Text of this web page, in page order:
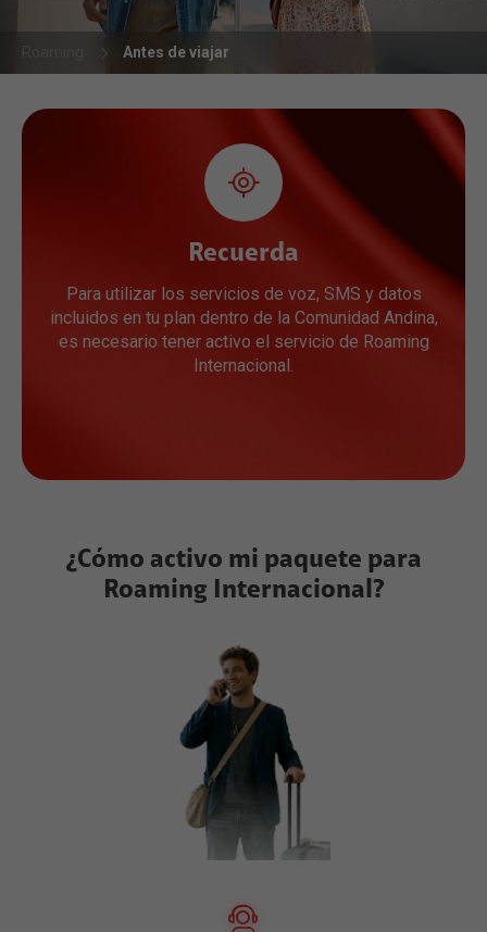
Antes de viajar
Recuerda
Para utilizar los servicios de voz, SMS y datos
incluidos en tu plan dentro de la Comunidad Andina,
es necesario tener activo el servicio de Roaming
Internacional.
¿Cómo activo mi paquete para
Roaming Internacional?